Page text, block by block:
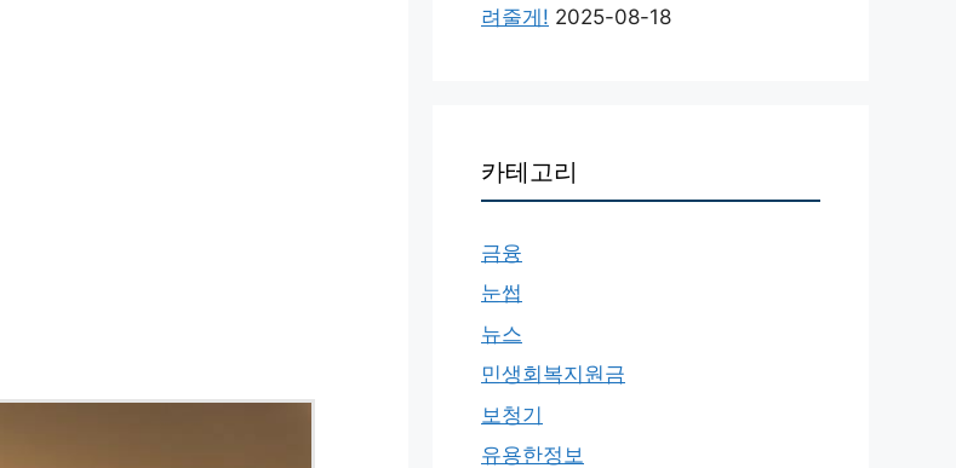
려줄게! 2025-08-18
카테고리
금융
눈썹
뉴스
민생회복지원금
보청기
유용한정보